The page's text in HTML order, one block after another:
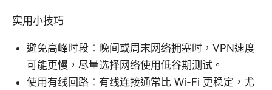
实用小技巧
避免高峰时段：晚间或周末网络拥塞时，VPN速度
可能更慢，尽量选择网络使用低谷期测试。
使用有线回路：有线连接通常比 Wi-Fi 更稳定，尤